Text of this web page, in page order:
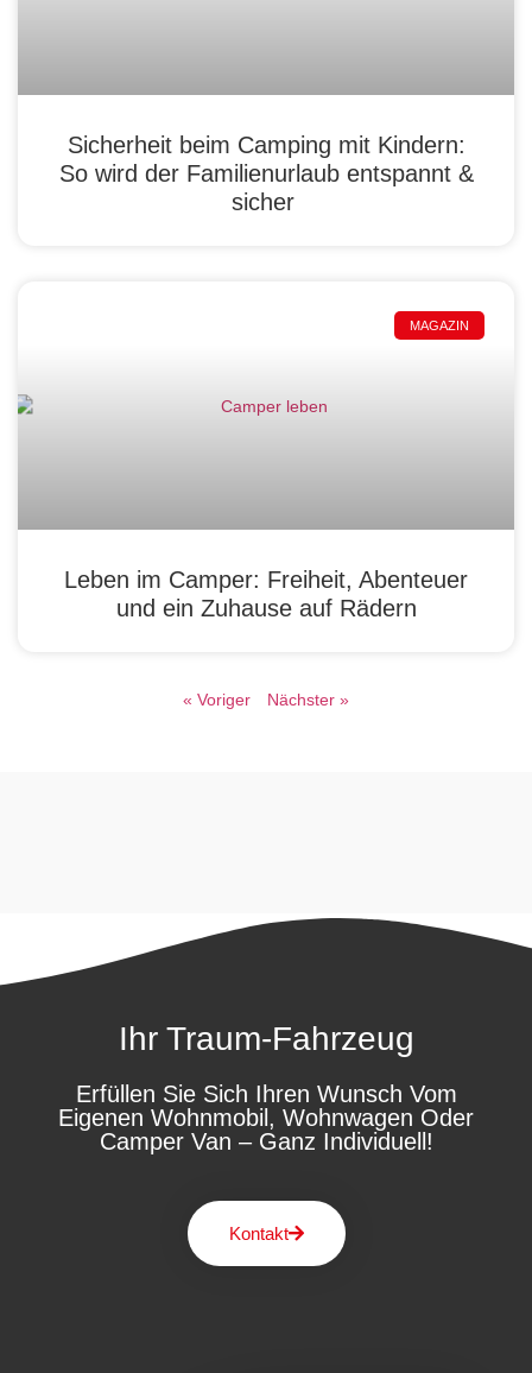
Sicherheit beim Camping mit Kindern:
So wird der Familienurlaub entspannt &
sicher
MAGAZIN
Leben im Camper: Freiheit, Abenteuer
und ein Zuhause auf Rädern
« Voriger Nächster »
Ihr Traum-Fahrzeug
Erfüllen Sie Sich Ihren Wunsch Vom
Eigenen Wohnmobil, Wohnwagen Oder
Camper Van – Ganz Individuell!
Kontakt